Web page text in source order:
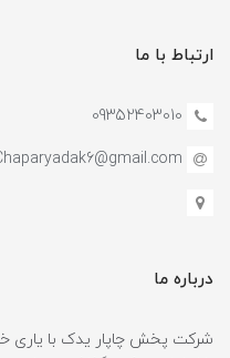
ارتباط با ما
09352403010
درباره ما